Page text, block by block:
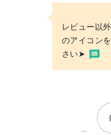
レビュー以
のアイコン
さい➤